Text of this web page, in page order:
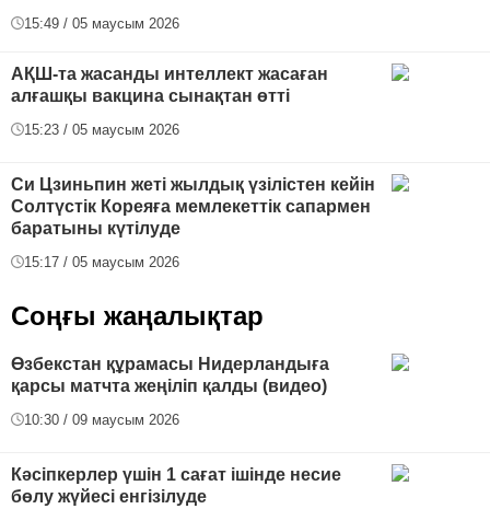
15:49 / 05 маусым 2026
АҚШ-та жасанды интеллект жасаған
алғашқы вакцина сынақтан өтті
15:23 / 05 маусым 2026
Си Цзиньпин жеті жылдық үзілістен кейін
Солтүстік Кореяға мемлекеттік сапармен
баратыны күтілуде
15:17 / 05 маусым 2026
Соңғы жаңалықтар
Өзбекстан құрамасы Нидерландыға
қарсы матчта жеңіліп қалды (видео)
10:30 / 09 маусым 2026
Кәсіпкерлер үшін 1 сағат ішінде несие
бөлу жүйесі енгізілуде